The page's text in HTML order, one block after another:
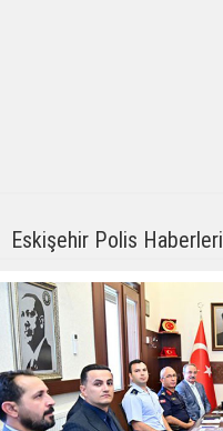
Eskişehir Polis Haberleri